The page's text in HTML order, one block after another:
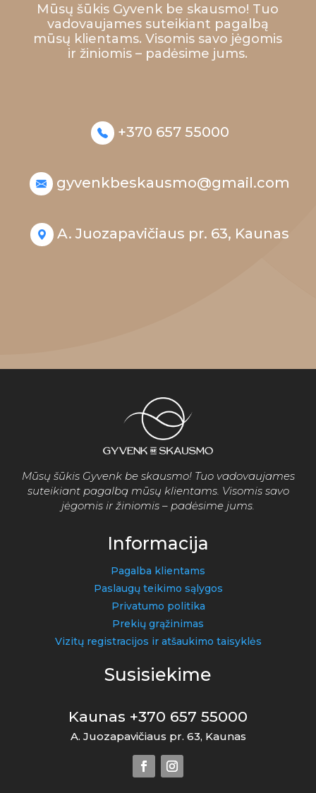
Mūsų šūkis Gyvenk be skausmo! Tuo
vadovaujames suteikiant pagalbą
mūsų klientams. Visomis savo jėgomis
ir žiniomis – padėsime jums.
+370 657 55000
gyvenkbeskausmo@gmail.com
A. Juozapavičiaus pr. 63, Kaunas
Mūsų šūkis Gyvenk be skausmo! Tuo vadovaujames
suteikiant pagalbą mūsų klientams. Visomis savo
jėgomis ir žiniomis – padėsime jums.
Informacija
Pagalba klientams
Paslaugų teikimo sąlygos
Privatumo politika
Prekių grąžinimas
Vizitų registracijos ir atšaukimo taisyklės
Susisiekime
Kaunas +370 657 55000
A. Juozapavičiaus pr. 63, Kaunas